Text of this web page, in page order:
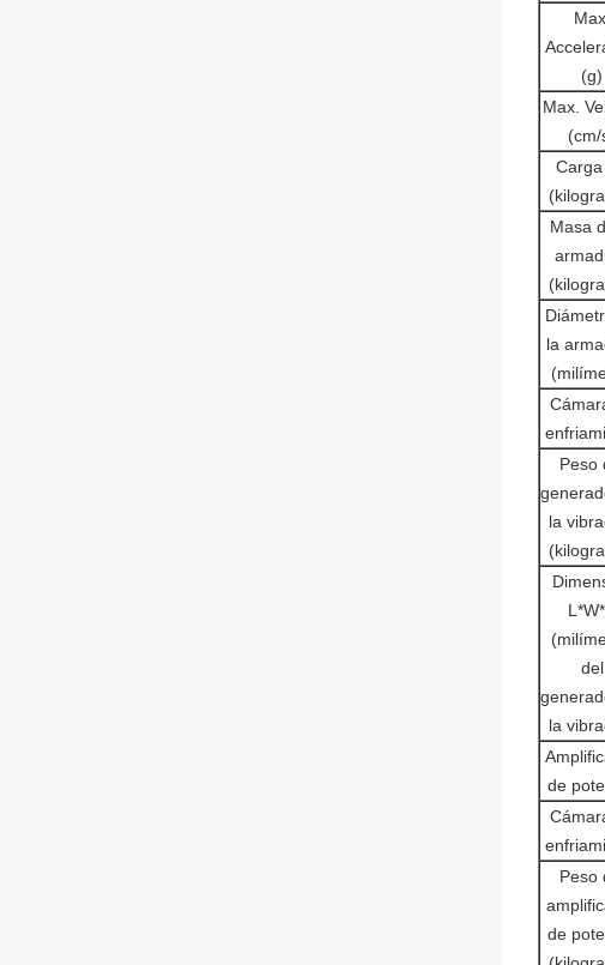
(g)
Max.
(cm/
Masa
la
Peso
la
del
la
de
Peso
de